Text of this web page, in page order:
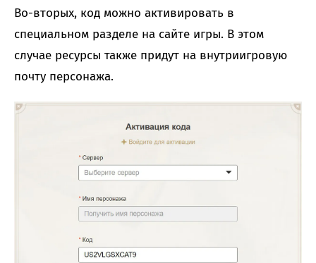
Во-вторых, код можно активировать в
специальном разделе на сайте игры. В этом
случае ресурсы также придут на внутриигровую
почту персонажа.